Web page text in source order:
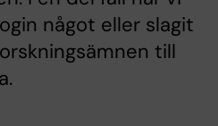
något eller slagit
till